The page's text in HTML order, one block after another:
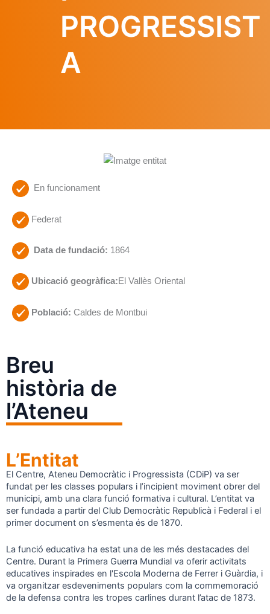
PROGRESSIST
A
En funcionament
Federat
Data de fundació: 1864
Ubicació geogràfica:El Vallès Oriental
Població: Caldes de Montbui
Breu
història de
l’Ateneu
L’Entitat
El Centre, Ateneu Democràtic i Progressista (CDiP) va ser
fundat per les classes populars i l’incipient moviment obrer del
municipi, amb una clara funció formativa i cultural. L’entitat va
ser fundada a partir del Club Democràtic Republicà i Federal i el
primer document on s’esmenta és de 1870.
La funció educativa ha estat una de les més destacades del
Centre. Durant la Primera Guerra Mundial va oferir activitats
educatives inspirades en l'Escola Moderna de Ferrer i Guàrdia, i
va organitzar esdeveniments populars com la commemoració
de la defensa contra les tropes carlines durant l’atac de 1873.